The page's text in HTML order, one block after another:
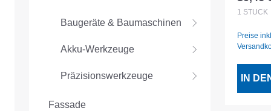
Baugeräte & Baumaschinen
Akku-Werkzeuge
Präzisionswerkzeuge
Fassade
1 STÜCK
Preise
IN